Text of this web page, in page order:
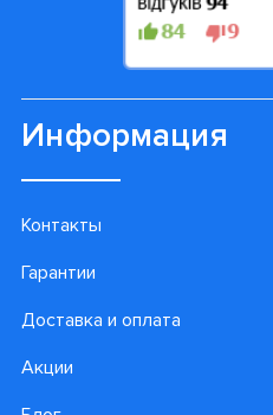
Информация
Контакты
Гарантии
Доставка и оплата
Акции